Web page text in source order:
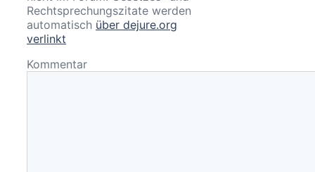
Rechtsprechungszitate werden
automatisch über dejure.org
verlinkt
Kommentar